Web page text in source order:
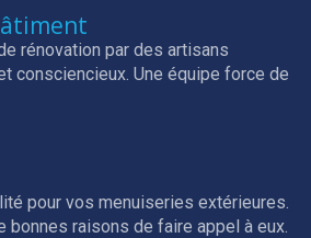
rénovation par des artisans
consciencieux. Une équipe force de
pour vos menuiseries extérieures.
bonnes raisons de faire appel à eux.